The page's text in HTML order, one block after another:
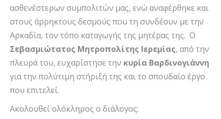
ασθενέστερων συμπολιτών μας, ενώ αναφέρθηκε και
στους άρρηκτους δεσμούς που τη συνδέουν με την
Αρκαδία, τον τόπο καταγωγής της μητέρας της. Ο
Σεβασμιώτατος Μητροπολίτης Ιερεμίας, από την
πλευρά του, ευχαρίστησε την κυρία Βαρδινογιάννη
για την πολύτιμη στήριξή της και το σπουδαίο έργο
που επιτελεί.
Ακολουθεί ολόκληρος ο διάλογος: